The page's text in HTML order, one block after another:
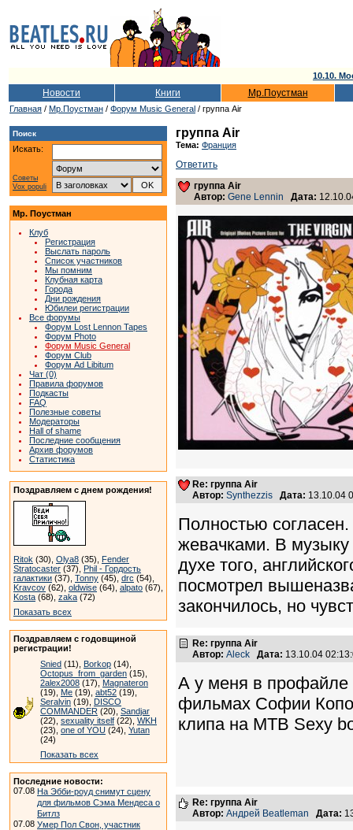
10.10.
Новости Книги Мр.Поустман
Главная / Мр.Поустман / Форум Music General / группа Air
Поиск
Искать:
Советы
Vox populi
Мр. Поустман
Клуб
Регистрация
Выслать пароль
Список участников
Мы помним
Клубная карта
Города
Дни рождения
Юбилеи регистрации
Все форумы
Форум Lost Lennon Tapes
Форум Photo
Форум Music General
Форум Club
Форум Ad Libitum
Чат (0)
Правила форумов
Подкасты
FAQ
Полезные советы
Модераторы
Hall of shame
Последние сообщения
Архив форумов
Статистика
Поздравляем с днем рождения!
Ritok (30), Olya8 (35), Fender
Stratocaster (37), Phil - Гордость
галактики (37), Tonny (45), drc (54),
Kravcov (62), oldwise (64), alpato (67),
Kosta (68), zaka (72)
Показать всех
Поздравляем с годовщиной
регистрации!
Snied (11), Borkop (14),
Octopus_from_garden (15),
2alex2008 (17), Magnateron
(19), Me (19), abt52 (19),
Seralvin (19), DISCO
COMMANDER (20), Sandjar
(22), sexuality itself (22), WKH
(23), one of YOU (24), Yutan
(24)
Показать всех
Последние новости:
07.08 На Эбби-роуд снимут сцену
для фильмов Сэма Мендеса о
Битлз
07.08 Умер Пол Свон, участник
группа Air
Тема: Франция
Ответить
группа Air
Автор: Gene Lennin Дата:
Re: группа Air
Автор: Synthezzis Дата: 13.10.04
Полностью
жевачками. В
духе того,
посмотрел
закончилось, но
Re: группа Air
Автор: Aleck Дата: 13.10.04
А у меня в профайле
фильмах Софии
клипа на МТВ Sexy
Re: группа Air
Автор: Андрей Beatleman Дата: